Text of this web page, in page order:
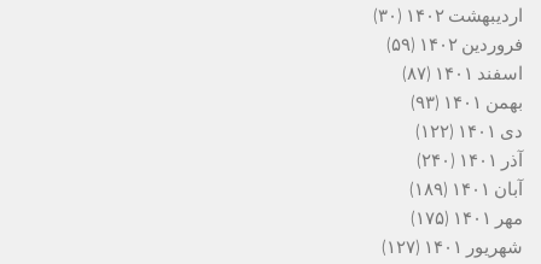
اردیبهشت ۱۴۰۲
(۳۰)
فروردین ۱۴۰۲
(۵۹)
اسفند ۱۴۰۱
(۸۷)
بهمن ۱۴۰۱
(۹۳)
دی ۱۴۰۱
(۱۲۲)
آذر ۱۴۰۱
(۲۴۰)
آبان ۱۴۰۱
(۱۸۹)
مهر ۱۴۰۱
(۱۷۵)
شهریور ۱۴۰۱
(۱۲۷)